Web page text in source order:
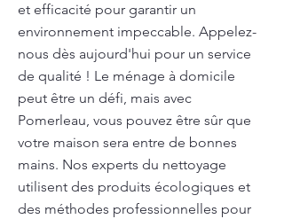
et efficacité pour garantir un
environnement impeccable. Appelez-
nous dès aujourd'hui pour un service
de qualité ! Le ménage à domicile
peut être un défi, mais avec
Pomerleau, vous pouvez être sûr que
votre maison sera entre de bonnes
mains. Nos experts du nettoyage
utilisent des produits écologiques et
des méthodes professionnelles pour